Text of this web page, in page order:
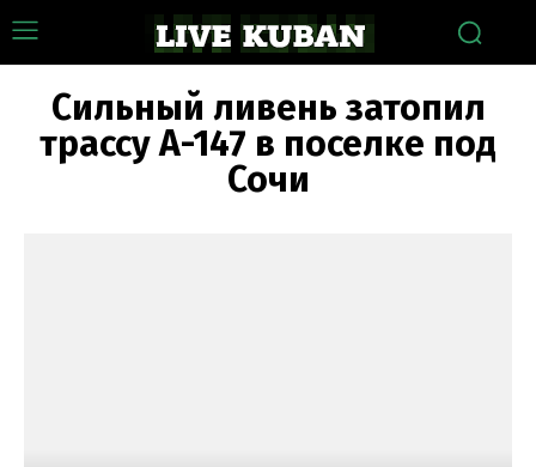
Сильный ливень затопил
трассу А-147 в поселке под
Сочи